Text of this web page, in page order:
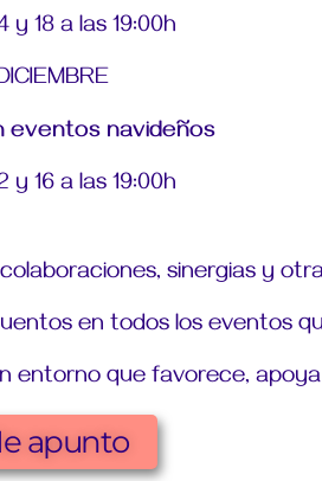
y 18 a las 19:00h
eventos navideños
y 16 a las 19:00h
sinergias y
en todos los eventos
entorno que favorece,
apunto